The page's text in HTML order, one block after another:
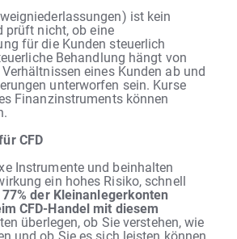
ist kein
prüft nicht, ob eine
für die Kunden steuerlich
Behandlung hängt von
eines Kunden ab und
unterworfen sein. Kurse
Finanzinstruments können
CFD
Instrumente und beinhalten
ein hohes Risiko, schnell
77% der Kleinanlegerkonten
CFD-Handel mit diesem
überlegen, ob Sie verstehen, wie